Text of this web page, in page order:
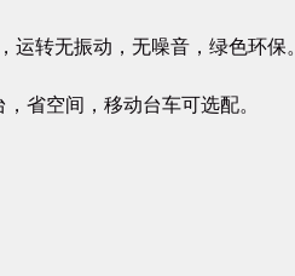
运转无振动，无噪音，绿色环保
省空间，移动台车可选配。